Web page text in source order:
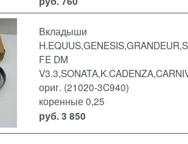
Вкладыши
FE DM
ориг. (21020-3C940)
коренные 0,25
руб.3 850